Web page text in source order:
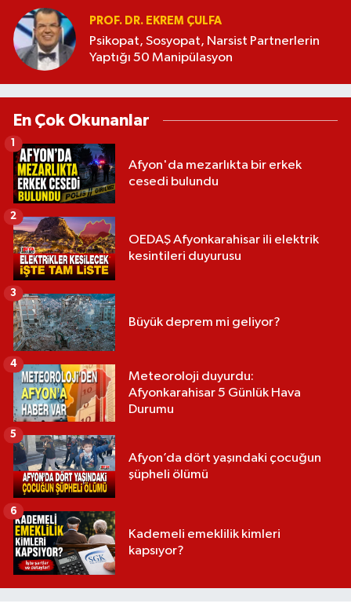
PROF. DR. EKREM ÇULFA
Psikopat, Sosyopat, Narsist Partnerlerin
Yaptığı 50 Manipülasyon
En Çok Okunanlar
Afyon'da mezarlıkta bir erkek
cesedi bulundu
1
OEDAŞ Afyonkarahisar ili elektrik
kesintileri duyurusu
2
Büyük deprem mi geliyor?
3
Meteoroloji duyurdu:
Afyonkarahisar 5 Günlük Hava
Durumu
4
Afyon’da dört yaşındaki çocuğun
şüpheli ölümü
5
Kademeli emeklilik kimleri
kapsıyor?
6